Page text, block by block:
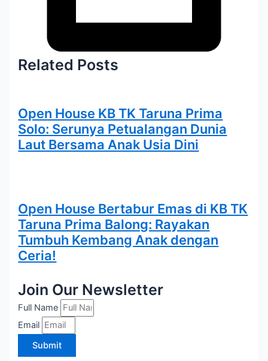
Related Posts
Open House KB TK Taruna Prima
Solo: Serunya Petualangan Dunia
Laut Bersama Anak Usia Dini
Open House Bertabur Emas di KB TK
Taruna Prima Balong: Rayakan
Tumbuh Kembang Anak dengan
Ceria!
Join Our Newsletter
Full Name
Email
Submit